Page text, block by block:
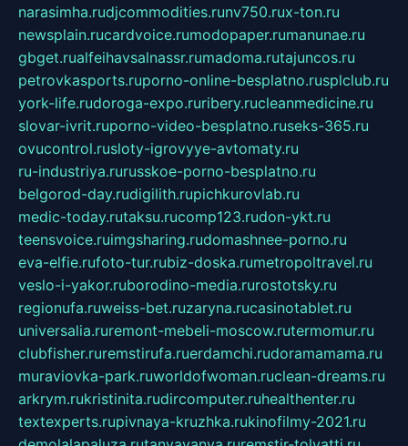
narasimha.rudjcommodities.runv750.rux-ton.ru
newsplain.rucardvoice.rumodopaper.rumanunae.ru
gbget.rualfeihavsalnassr.rumadoma.rutajuncos.ru
petrovkasports.ruporno-online-besplatno.rusplclub.ru
york-life.rudoroga-expo.ruribery.rucleanmedicine.ru
slovar-ivrit.ruporno-video-besplatno.ruseks-365.ru
ovucontrol.rusloty-igrovyye-avtomaty.ru
ru-industriya.rurusskoe-porno-besplatno.ru
belgorod-day.rudigilith.rupichkurovlab.ru
medic-today.rutaksu.rucomp123.rudon-ykt.ru
teensvoice.ruimgsharing.rudomashnee-porno.ru
eva-elfie.rufoto-tur.rubiz-doska.rumetropoltravel.ru
veslo-i-yakor.ruborodino-media.rurostotsky.ru
regionufa.ruweiss-bet.ruzaryna.rucasinotablet.ru
universalia.ruremont-mebeli-moscow.rutermomur.ru
clubfisher.ruremstirufa.ruerdamchi.rudoramamama.ru
muraviovka-park.ruworldofwoman.ruclean-dreams.ru
arkrym.rukristinita.rudircomputer.ruhealthenter.ru
textexperts.rupivnaya-kruzhka.rukinofilmy-2021.ru